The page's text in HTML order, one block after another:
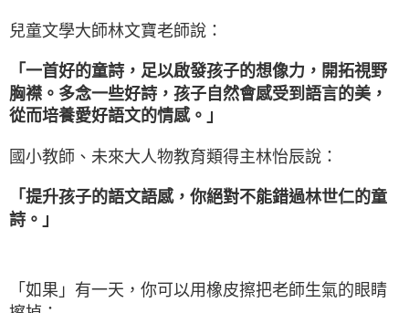
兒童文學大師林文寶老師說：
「一首好的童詩，足以啟發孩子的想像力，開拓視野
胸襟。多念一些好詩，孩子自然會感受到語言的美，
從而培養愛好語文的情感。」
國小教師、未來大人物教育類得主林怡辰說：
「提升孩子的語文語感，你絕對不能錯過林世仁的童
詩。｣
「如果」有一天，你可以用橡皮擦把老師生氣的眼睛